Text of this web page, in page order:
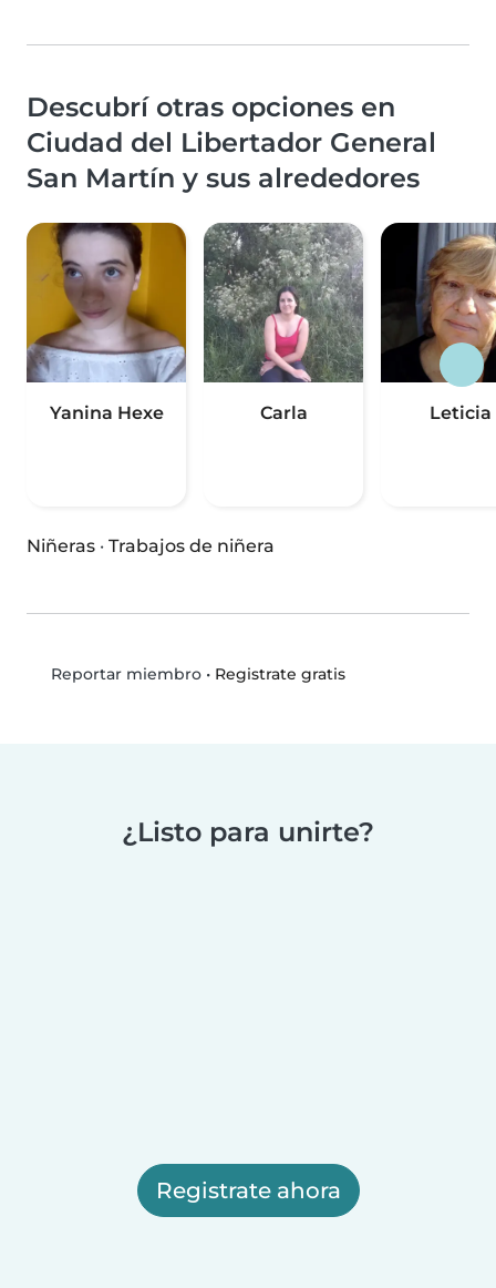
Descubrí otras opciones en
Ciudad del Libertador General
San Martín y sus alrededores
Yanina Hexe Carla Leticia
Niñeras · Trabajos de niñera
Reportar miembro• Registrate gratis
¿Listo para unirte?
Registrate ahora